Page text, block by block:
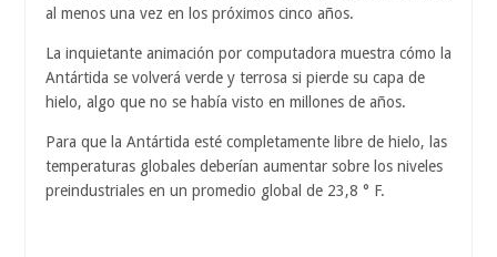
al menos una vez en los próximos cinco años.
La inquietante animación por computadora muestra cómo la
Antártida se volverá verde y terrosa si pierde su capa de
hielo, algo que no se había visto en millones de años.
Para que la Antártida esté completamente libre de hielo, las
temperaturas globales deberían aumentar sobre los niveles
preindustriales en un promedio global de 23,8 ° F.